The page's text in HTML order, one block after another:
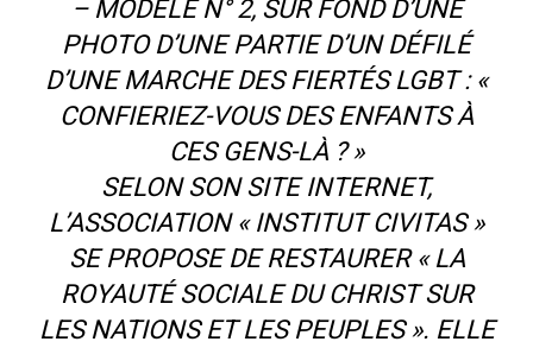
– MODÈLE N° 2, SUR FOND D’UNE
PHOTO D’UNE PARTIE D’UN DÉFILÉ
D’UNE MARCHE DES FIERTÉS LGBT : «
CONFIERIEZ-VOUS DES ENFANTS À
CES GENS-LÀ ? »
SELON SON SITE INTERNET,
L’ASSOCIATION « INSTITUT CIVITAS »
SE PROPOSE DE RESTAURER « LA
ROYAUTÉ SOCIALE DU CHRIST SUR
LES NATIONS ET LES PEUPLES ». ELLE